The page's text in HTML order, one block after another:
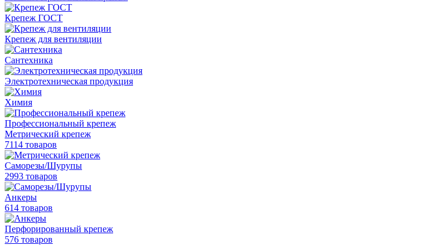
Крепеж ГОСТ
Крепеж для вентиляции
Сантехника
Электротехническая продукция
Химия
Профессиональный крепеж
Метрический крепеж
7114 товаров
Саморезы/Шурупы
2993 товаров
Анкеры
614 товаров
Перфорированный крепеж
576 товаров